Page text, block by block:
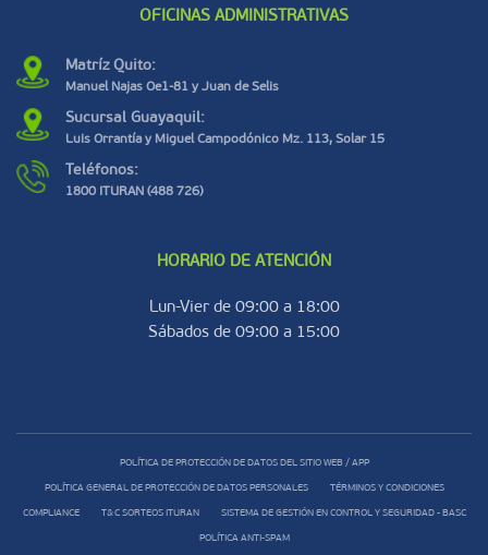
OFICINAS ADMINISTRATIVAS
Matríz Quito:
Manuel Najas Oe1-81 y Juan de Selis
Sucursal Guayaquil:
Luis Orrantía y Miguel Campodónico Mz. 113, Solar 15
Teléfonos:
1800 ITURAN (488 726)
HORARIO DE ATENCIÓN
Lun-Vier de 09:00 a 18:00
Sábados de 09:00 a 15:00
POLÍTICA DE PROTECCIÓN DE DATOS DEL SITIO WEB / APP
POLÍTICA GENERAL DE PROTECCIÓN DE DATOS PERSONALES TÉRMINOS Y CONDICIONES
COMPLIANCE T&C SORTEOS ITURAN SISTEMA DE GESTIÓN EN CONTROL Y SEGURIDAD - BASC
POLÍTICA ANTI-SPAM